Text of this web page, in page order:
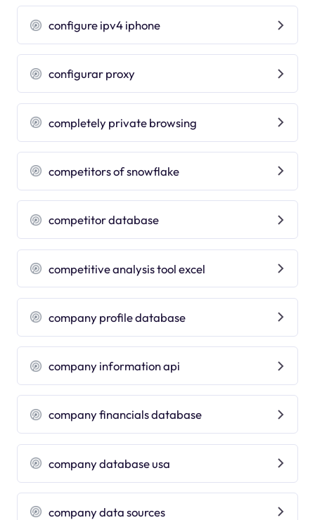
configure ipv4 iphone
configurar proxy
completely private browsing
competitors of snowflake
competitor database
competitive analysis tool excel
company profile database
company information api
company financials database
company database usa
company data sources